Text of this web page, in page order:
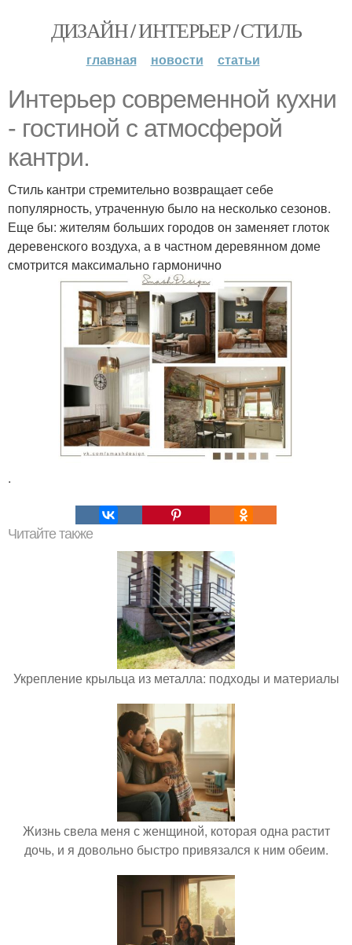
ДИЗАЙН / ИНТЕРЬЕР / СТИЛЬ
главная новости статьи
Интерьер современной кухни
- гостиной с атмосферой
кантри.
Стиль кантри стремительно возвращает себе
популярность, утраченную было на несколько сезонов.
Еще бы: жителям больших городов он заменяет глоток
деревенского воздуха, а в частном деревянном доме
смотрится максимально гармонично
.
Читайте также
Укрепление крыльца из металла: подходы и материалы
Жизнь свела меня с женщиной, которая одна растит
дочь, и я довольно быстро привязался к ним обеим.